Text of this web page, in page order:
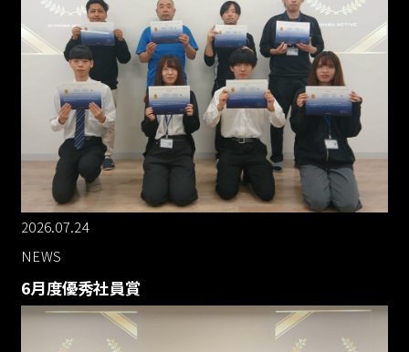
COMPANY
採用情報
RECRUIT
資料ダウンロード
CONTACT
お問い合わせ
CONTACT
個人情報保護
反社会的勢力に対する基本方針
2026.07.24
NEWS
6月度優秀社員賞